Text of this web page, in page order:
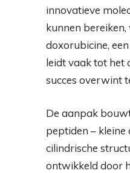
innovatieve
kunnen
doxorubicine,
leidt vaak tot het
succes overwint
De aanpak
peptiden –
cilindrische
ontwikkeld door